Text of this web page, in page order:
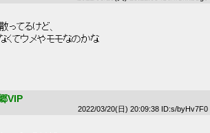
てるけど、
くてウメやモモなのかな
VIP
2022/03/20(日) 20:09:38 ID:s/byHv7F0